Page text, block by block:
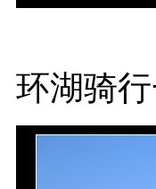
环湖骑